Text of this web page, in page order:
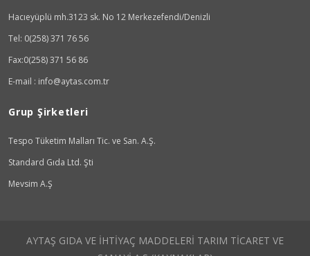
Hacıeyüplü mh.3123 sk. No 12 Merkezefendi/Denizli
Tel: 0(258) 371 76 56
Fax:0(258) 371 56 86
E-mail : info@aytas.com.tr
Grup Şirketleri
Tespo Tüketim Malları Tic. ve San. A.Ş.
Standard Gıda Ltd. Şti
Mevsim A.Ş
AYTAŞ GIDA VE İHTİYAÇ MADDELERİ TARIM TİCARET VE